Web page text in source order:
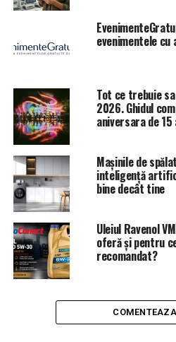
mai primi pensie / Comisarul de
NU RATATI
întrece orice imaginație |
evenimentele
Tot ce trebuie
2026. Ghidul
aniversara de 15
Mașinile de
inteligență
bine decât tine
Uleiul Ravenol
oferă și pentru
recomandat?